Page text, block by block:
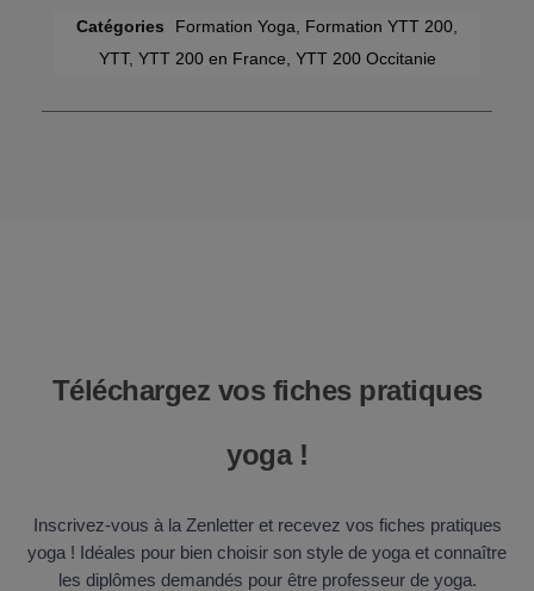
Catégories Formation Yoga Formation YTT 200
YTT, YTT 200 en France YTT 200 Occitanie
Téléchargez vos fiches pratiques
yoga !
Inscrivez-vous à la Zenletter et recevez vos fiches pratiques
yoga ! Idéales pour bien choisir son style de yoga et connaître
les diplômes demandés pour être professeur de yoga.